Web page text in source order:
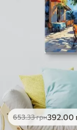
653.33грн392.00